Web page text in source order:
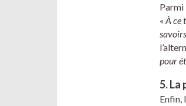
Parmi
« À ce
pour
5. La
Enfin,